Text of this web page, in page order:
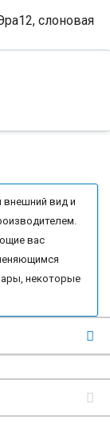
внешний вид и
вас
некоторые